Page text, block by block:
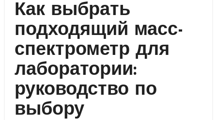
Как выбрать
подходящий масс-
спектрометр для
лаборатории:
руководство по
выбору